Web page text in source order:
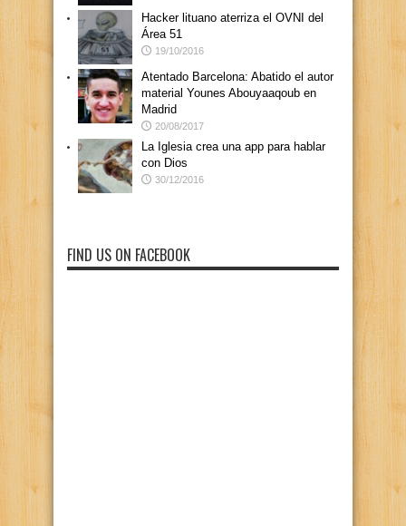
Hacker lituano aterriza el OVNI del
Área 51
19/10/2016
Atentado Barcelona: Abatido el autor
material Younes Abouyaaqoub en
Madrid
20/08/2017
La Iglesia crea una app para hablar
con Dios
30/12/2016
FIND US ON FACEBOOK